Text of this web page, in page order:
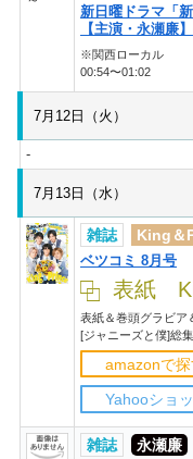
新日曜ドラマ「
【主演・永瀬廉
※関西ローカル
00:54〜01:02
7月12日（火）
-
7月13日（水）
雑誌 King＆
ベツコミ 8月号
表紙
表紙＆巻頭グラビア
[ジャニーズと僕]総
amazonで探
Yahooショ
雑誌 永瀬廉